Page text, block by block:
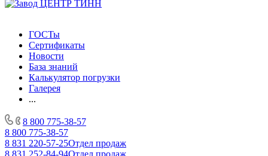
ГОСТы
Сертификаты
Новости
База знаний
Калькулятор погрузки
Галерея
...
8 800 775-38-57
8 800 775-38-57
8 831 220-57-25Отдел продаж
8 831 252-84-94Отдел продаж